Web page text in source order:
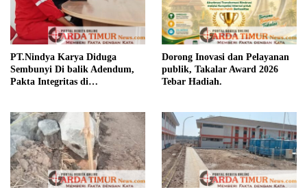
PT.Nindya Karya Diduga
Sembunyi Di balik Adendum,
Pakta Integritas di
Dorong Inovasi dan Pelayanan
publik, Takalar Award 2026
Tebar Hadiah.